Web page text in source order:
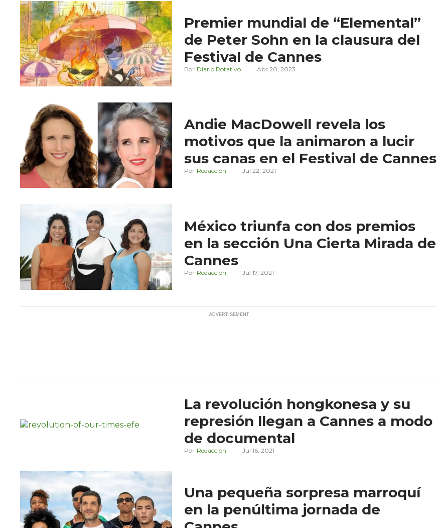
Premier mundial de “Elemental”
de Peter Sohn en la clausura del
Festival de Cannes
Diario Rotativo Abr 20, 2023
Andie MacDowell revela los
motivos que la animaron a lucir
sus canas en el Festival de Cannes
Redacción Jul 22, 2021
México triunfa con dos premios
en la sección Una Cierta Mirada de
Cannes
Redacción Jul 17, 2021
La revolución hongkonesa y su
represión llegan a Cannes a modo
de documental
Redacción Jul 16, 2021
Una pequeña sorpresa marroquí
en la penúltima jornada de